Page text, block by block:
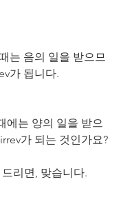
는 음의 일을 받으므
가 됩니다.
에는 양의 일을 받으
가 되는 것인가요?
리면, 맞습니다.